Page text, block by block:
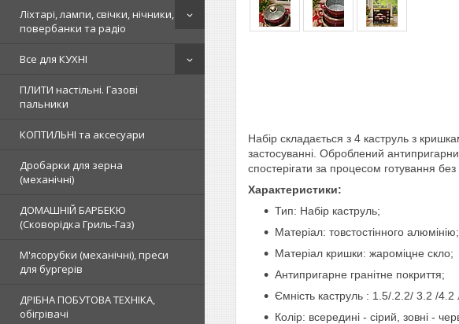
Ліхтарі, лампи, свічки, нічники,
повербанки та радіо
Все для КУХНІ
ПЛИТИ настільні. Газові
пальники
КОПТИЛЬНІ та аксесуари
Дробарки для зерна
(механічні)
ДОМАШНІЙ БАРБЕКЮ
(Сковорідка Гриль-Газ)
М'ясорубки (механічні), преси
для бургерів
ДРІБНА ПОБУТОВА ТЕХНІКА,
обігрівачі
Набір складається з 4 каструль з
застосуванні. Оброблений
спостерігати за процесом готування без
Характеристики:
Тип: Набір каструль;
Матеріал: товстостінного алюмінію;
Матеріал кришки: жароміцне скло;
Антипригарне гранітне покриття;
Ємність каструль : 1.5/.2.2/ 3.2 /4.2
Колір: всередині - сірий, зовні -